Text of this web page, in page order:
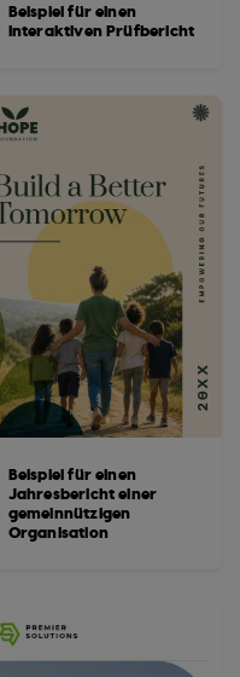
Beispiel für einen
interaktiven Prüfbericht
Beispiel für einen
Jahresbericht einer
gemeinnützigen
Organisation